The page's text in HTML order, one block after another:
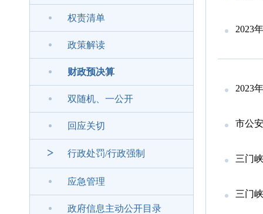
权责清单
政策解读
财政预决算
双随机、一公开
回应关切
> 行政处罚/行政强制
应急管理
政府信息主动公开目录
2023
2023
市公
三门
三门